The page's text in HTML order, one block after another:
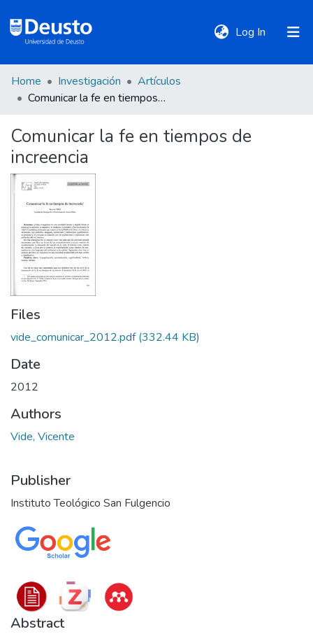
Log In (current)
DeustoTeka
Communities
&
Collections
All of DSpace
Statistics
Policies
Home Investigación
Artículos
Comunicar la fe en tiempos de increencia
Comunicar la fe en tiempos de
increencia
Files
vide_comunicar_2012.pdf(332.44 KB)
Date
2012
Authors
Vide, Vicente
Publisher
Instituto Teológico San Fulgencio
Abstract